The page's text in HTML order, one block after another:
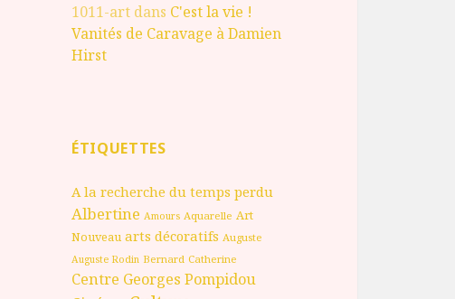
1011-art dans C'est la vie !
Vanités de Caravage à Damien
Hirst
ÉTIQUETTES
A la recherche du temps perdu
Albertine Amours Aquarelle Art
Nouveau arts décoratifs Auguste
Auguste Rodin Bernard Catherine
Centre Georges Pompidou